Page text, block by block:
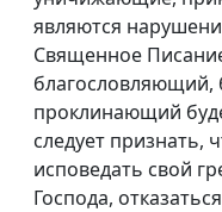
являются
Священное
благословляющий,
проклинающий
следует признать,
исповедать свой
Господа,
Сила страха
Доверяй, но
проверяй